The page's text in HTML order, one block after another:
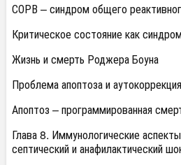
СОРВ – синдром общего
Критическое состояние как
Жизнь и смерть Роджера Боуна
Проблема апоптоза и
Апоптоз – программированная
Глава 8. Иммунологические
септический и анафилактический